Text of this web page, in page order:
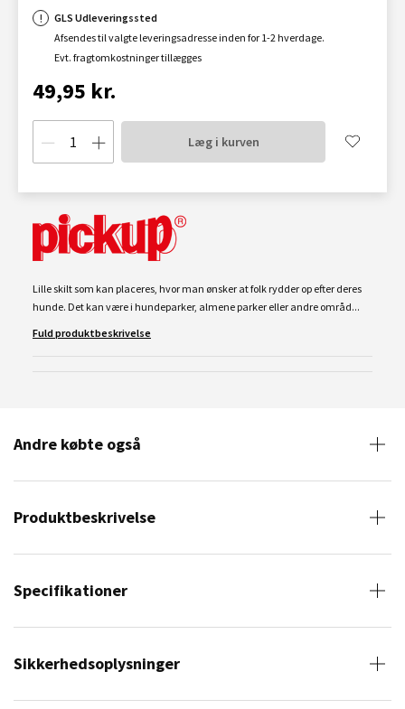
GLS Udleveringssted
Afsendes til valgte leveringsadresse inden for 1-2 hverdage.
Evt. fragtomkostninger tillægges
49,95 kr.
Læg i kurven
Lille skilt som kan placeres, hvor man ønsker at folk rydder op efter deres
hunde. Det kan være i hundeparker, almene parker eller andre områd...
Fuld produktbeskrivelse
Andre købte også
Produktbeskrivelse
Specifikationer
Sikkerhedsoplysninger